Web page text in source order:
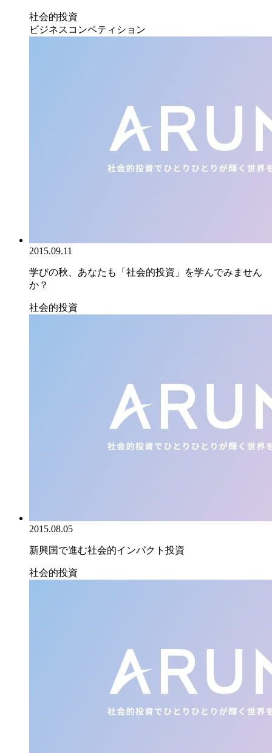
社会的投資
ビジネスコンペティション
2015.09.11
学びの秋、あなたも「社会的投資」を学んでみません
か？
社会的投資
2015.08.05
新興国で進む社会的インパクト投資
社会的投資